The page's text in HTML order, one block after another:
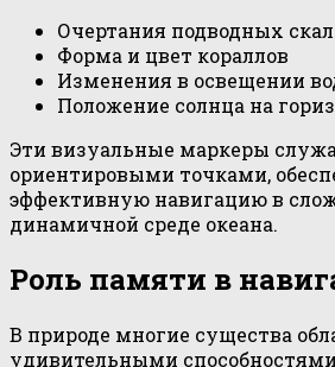
Очертания подводных
Форма и цвет кораллов
Изменения в освещении
Положение солнца на
Эти визуальные маркеры
ориентировыми точками,
эффективную навигацию в
динамичной среде океана.
Роль памяти в
В природе многие существа
удивительными